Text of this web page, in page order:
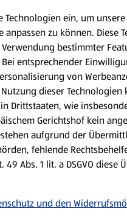
Technologien ein, um
anpassen zu können. Diese
bestimmter
entsprechender
von
dieser Technologien
Drittstaaten, wie
Gerichtshof kein
aufgrund der
fehlende
Abs. 1 lit. a DSGVO diese
und den